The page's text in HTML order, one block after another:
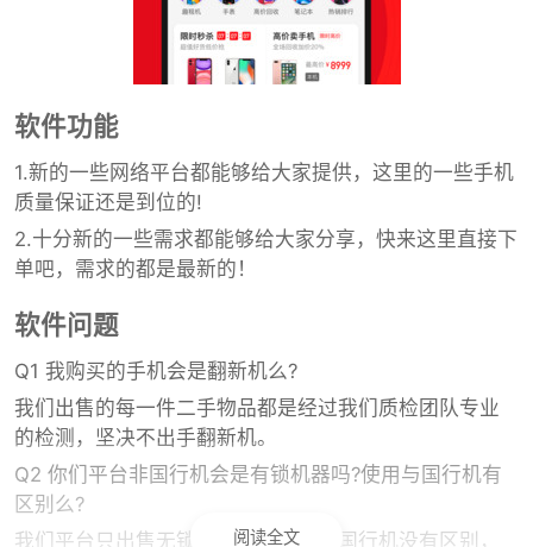
软件功能
1.新的一些网络平台都能够给大家提供，这里的一些手机
质量保证还是到位的!
2.十分新的一些需求都能够给大家分享，快来这里直接下
单吧，需求的都是最新的！
软件问题
Q1 我购买的手机会是翻新机么?
我们出售的每一件二手物品都是经过我们质检团队专业
的检测，坚决不出手翻新机。
Q2 你们平台非国行机会是有锁机器吗?使用与国行机有
区别么?
我们平台只出售无锁机器，使用时与国行机没有区别，
阅读全文